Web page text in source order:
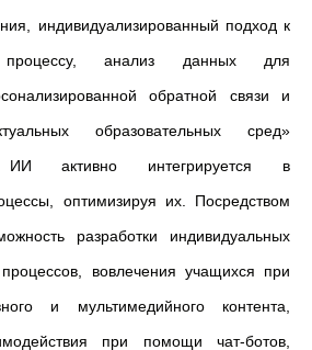
индивидуализированный подход к
процессу, анализ данных для
обратной связи и
образовательных сред»
активно интегрируется в
оптимизируя их. Посредством
разработки индивидуальных
вовлечения учащихся при
и мультимедийного контента,
при помощи чат-ботов,